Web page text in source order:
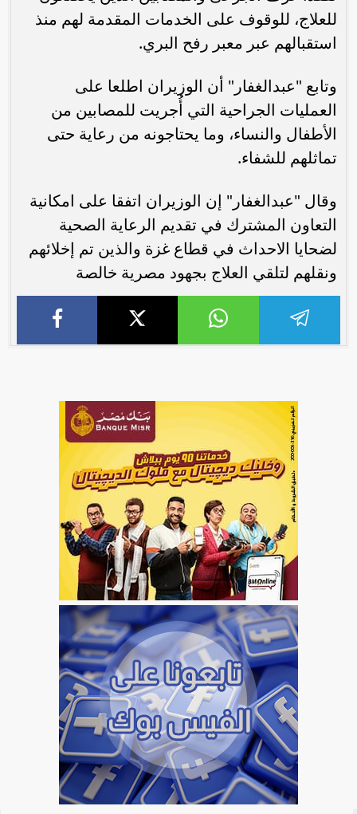
للعلاج، للوقوف على الخدمات المقدمة لهم منذ
استقبالهم عبر معبر رفح البري.
وتابع "عبدالغفار" أن الوزيران اطلعا على
العمليات الجراحية التي أُجريت للمصابين من
الأطفال والنساء، وما يحتاجونه من رعاية حتى
تماثلهم للشفاء.
وقال "عبدالغفار" إن الوزيران اتفقا على امكانية
التعاون المشترك في تقديم الرعاية الصحية
لضحايا الاحداث في قطاع غزة والذين تم إخلائهم
ونقلهم لتلقي العلاج بجهود مصرية خالصة